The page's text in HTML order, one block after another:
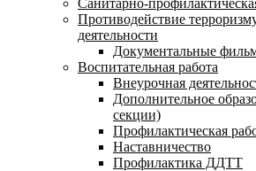
Санитарно-
Противодействие
деятельности
Документальные
Воспитательная работа
Внеурочная
Дополнительное
секции)
Профилактическая
Наставничество
Профилактика ДДТТ